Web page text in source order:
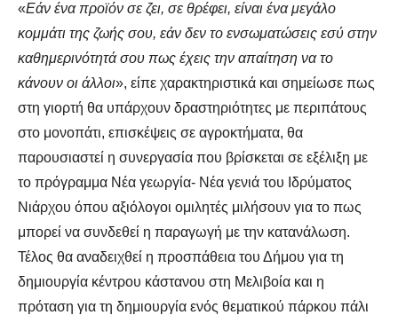
«Εάν ένα προϊόν σε ζει, σε θρέφει, είναι ένα μεγάλο
κομμάτι της ζωής σου, εάν δεν το ενσωματώσεις εσύ στην
καθημερινότητά σου πως έχεις την απαίτηση να το
κάνουν οι άλλοι», είπε χαρακτηριστικά και σημείωσε πως
στη γιορτή θα υπάρχουν δραστηριότητες με περιπάτους
στο μονοπάτι, επισκέψεις σε αγροκτήματα, θα
παρουσιαστεί η συνεργασία που βρίσκεται σε εξέλιξη με
το πρόγραμμα Νέα γεωργία- Νέα γενιά του Ιδρύματος
Νιάρχου όπου αξιόλογοι ομιλητές μιλήσουν για το πως
μπορεί να συνδεθεί η παραγωγή με την κατανάλωση.
Τέλος θα αναδειχθεί η προσπάθεια του Δήμου για τη
δημιουργία κέντρου κάστανου στη Μελιβοία και η
πρόταση για τη δημιουργία ενός θεματικού πάρκου πάλι